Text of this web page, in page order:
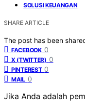
SOLUSI KEUANGAN
SHARE ARTICLE
The post has been
FACEBOOK 0
X (TWITTER) 0
PINTEREST 0
MAIL 0
Jika Anda adalah